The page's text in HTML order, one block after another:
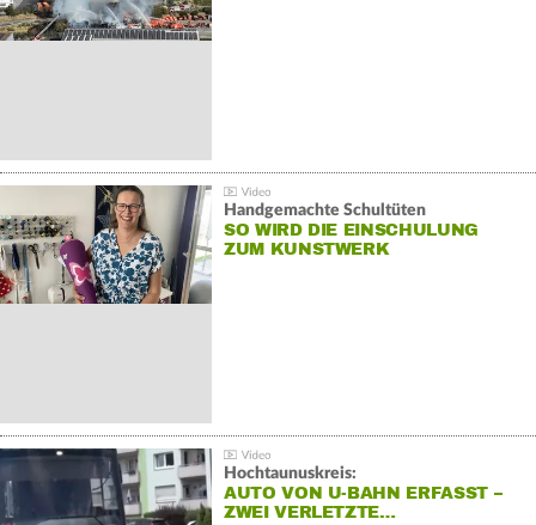
Handgemachte Schultüten
SO WIRD DIE EINSCHULUNG
ZUM KUNSTWERK
Hochtaunuskreis:
AUTO VON U-BAHN ERFASST –
ZWEI VERLETZTE…